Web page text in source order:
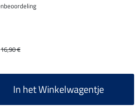
16,90 €
In het Winkelwagentje